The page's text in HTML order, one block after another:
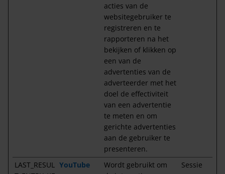
acties van de
websitegebruiker te
registreren en te
rapporteren na het
bekijken of klikken op
een van de
advertenties van de
adverteerder met het
doel de effectiviteit
van een advertentie
te meten en om
gerichte advertenties
aan de gebruiker te
presenteren.
LAST_RESUL YouTube
Wordt gebruikt om
Sessie